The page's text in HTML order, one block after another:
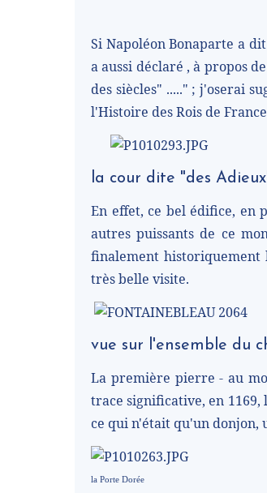
Si Napoléon Bonaparte a
a aussi déclaré , à propos
des siècles" ....." ; j'oserai
l'Histoire des Rois de
la cour dite "des
En effet, ce bel édifice, en
autres puissants de ce
finalement historiquement
très belle visite.
vue sur l'ensemble du
La première pierre - au
trace significative, en 1169,
ce qui n'était qu'un donjon,
la Porte Dorée